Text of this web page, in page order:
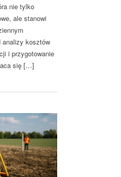
nie tylko
ale stanowi
analizy kosztów
i przygotowanie
się […]